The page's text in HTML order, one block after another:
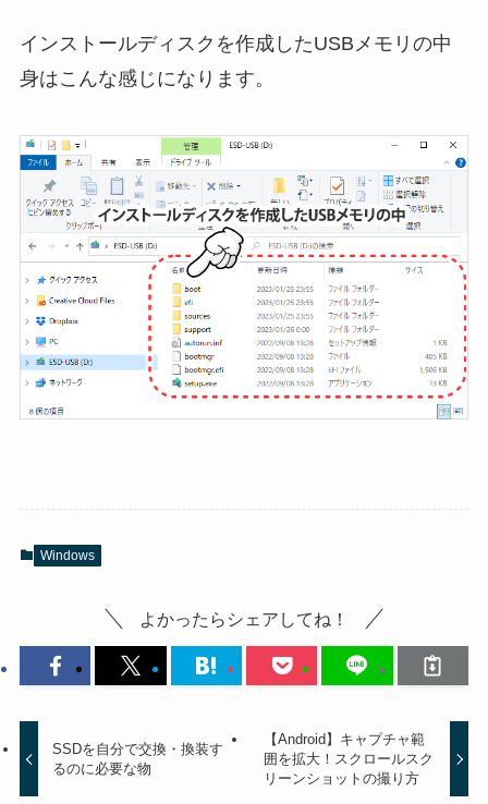
インストールディスクを作成したUSBメモリの中
身はこんな感じになります。
Windows
よかったらシェアしてね！
SSDを自分で交換・換装す
るのに必要な物
【Android】キャプチャ範
囲を拡大！スクロールスク
リーンショットの撮り方